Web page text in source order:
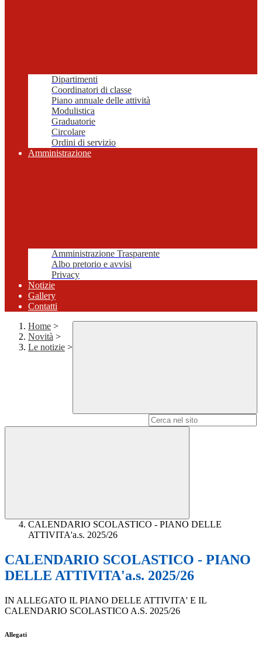
Dipartimenti
Coordinatori di classe
Piano annuale delle attività
Modulistica
Graduatorie
Circolare
Ordini di servizio
Amministrazione
Amministrazione Trasparente
Albo pretorio e avvisi
Privacy
Notizie
Gallery
Contatti
Home >
Novità >
Le notizie >
CALENDARIO SCOLASTICO - PIANO DELLE
ATTIVITA'a.s. 2025/26
CALENDARIO SCOLASTICO - PIANO
DELLE ATTIVITA'a.s. 2025/26
IN ALLEGATO IL PIANO DELLE ATTIVITA' E IL
CALENDARIO SCOLASTICO A.S. 2025/26
Allegati